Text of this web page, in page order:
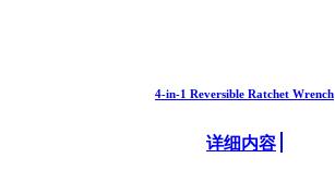
4-in-1 Reversible Ratchet Wrench
详细内容